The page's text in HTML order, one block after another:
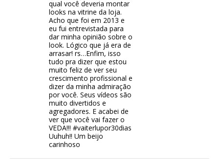
qual você deveria montar
looks na vitrine da loja.
Acho que foi em 2013 e
eu fui entrevistada para
dar minha opinião sobre o
look. Lógico que já era de
arrasar! rs…Enfim, isso
tudo pra dizer que estou
muito feliz de ver seu
crescimento profissional e
dizer da minha admiração
por você. Seus vídeos são
muito divertidos e
agregadores. E acabei de
ver que você vai fazer o
VEDA!!! #vaiterlupor30dias
Uuhuh!! Um beijo
carinhoso